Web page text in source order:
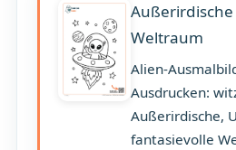
Weltraum
Alien-
Ausdrucken:
Außerirdische,
fantasievolle